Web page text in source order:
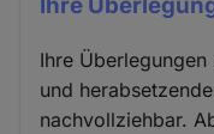
Ihre
Ihre
und
nachvollziehbar.